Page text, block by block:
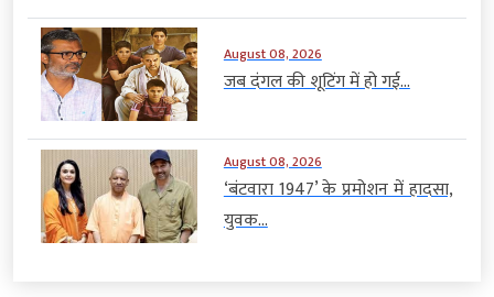
August 08, 2026
जब दंगल की शूटिंग में हो गई...
August 08, 2026
‘बंटवारा 1947’ के प्रमोशन में हादसा,
युवक...